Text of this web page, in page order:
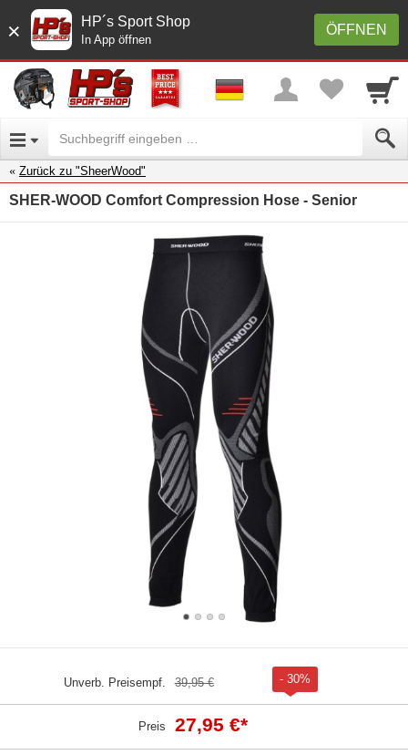
× ÖFFNEN
HP´s Sport Shop
In App öffnen
Zurück zu "SheerWood"
SHER-WOOD Comfort Compression Hose - Senior
Unverb. Preisempf. 39,95 € - 30%
Preis 27,95 €*